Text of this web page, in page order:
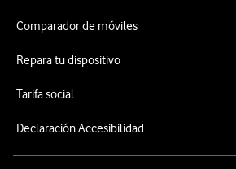
Comparador de móviles
Repara tu dispositivo
Tarifa social
Declaración Accesibilidad